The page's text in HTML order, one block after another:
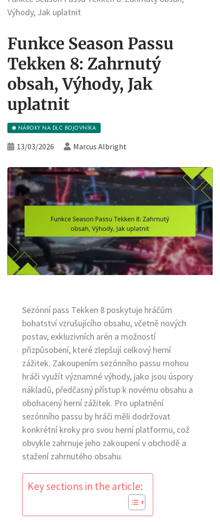
Výhody, Jak uplatnit
Funkce Season Passu
Tekken 8: Zahrnutý
obsah, Výhody, Jak
uplatnit
NÁROKY NA DLC BOJOVNÍKA
13/03/2026 Marcus Albright
Sezónní pass Tekken 8 poskytuje hráčům
bohatství vzrušujícího obsahu, včetně nových
postav, exkluzivních arén a možností
přizpůsobení, které zlepšují celkový herní
zážitek. Zakoupením sezónního passu mohou
hráči využít významné výhody, jako jsou úspory
nákladů, předčasný přístup k novému obsahu a
obohacený herní zážitek. Pro uplatnění
sezónního passu by hráči měli dodržovat
konkrétní kroky pro svou herní platformu, což
obvykle zahrnuje jeho zakoupení v obchodě a
stažení zahrnutého obsahu.
Key sections in the article: